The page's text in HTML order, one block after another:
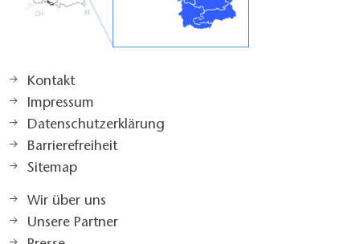
Kontakt
Impressum
Datenschutzerklärung
Barrierefreiheit
Sitemap
Wir über uns
Unsere Partner